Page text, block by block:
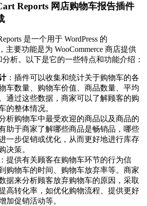
Reports 网店购物车报告插件
是一个用于 WordPress 的
主要功能是为 WooCommerce 商店提供
析。以下是它的一些特点和功能介绍：
：插件可以收集和统计关于购物车的各
车数量、购物车价值、商品数量、平均
通过这些数据，商家可以了解顾客的购
的整体情况。
析购物车中最受欢迎的商品以及商品的
助于商家了解哪些商品是畅销品，哪些
一步促销或优化，从而更好地进行库存
决策。
：提供有关顾客在购物车环节的行为信
购物车的时间、购物车放弃率等。商家
据来分析顾客放弃购物车的原因，采取
高转化率，如优化购物流程、提供更好
加促销活动等。